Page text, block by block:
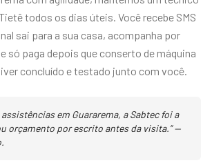
todos os dias úteis. Você recebe SMS
sai para a sua casa, acompanha por
só paga depois que conserto de máquina
concluído e testado junto com você.
em Guararema, a Sabtec foi a
orçamento por escrito antes da visita.” —